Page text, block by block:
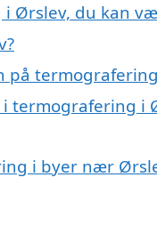
Ørslev, du kan
på
termografering i
i byer nær